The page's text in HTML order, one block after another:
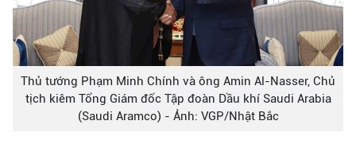
Thủ tướng Phạm Minh Chính và ông Amin Al-Nasser, Chủ
tịch kiêm Tổng Giám đốc Tập đoàn Dầu khí Saudi Arabia
(Saudi Aramco) - Ảnh: VGP/Nhật Bắc